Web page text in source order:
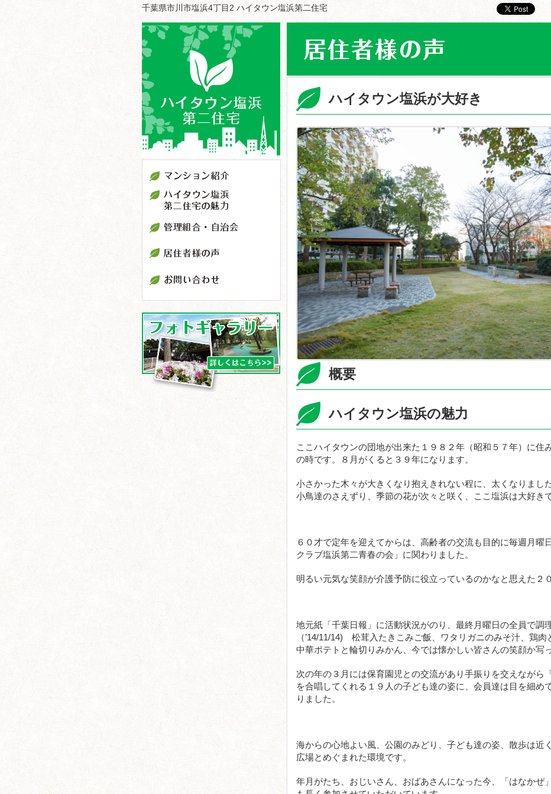
千葉県市川市塩浜4丁目2 ハイタウン塩浜第二住宅
ハイタウン塩浜が大好き
概要
ハイタウン塩浜の魅力
ここハイタウンの団地が出来た１９８２年（昭和５７年）に住
の時です。８月がくると３９年になります。
小さかった木々が大きくなり抱えきれない程に、太くなりまし
小鳥達のさえずり、季節の花が次々と咲く、ここ塩浜は大好きで
６０才で定年を迎えてからは、高齢者の交流も目的に毎週月曜
クラブ塩浜第二青春の会」に関わりました。
明るい元気な笑顔が介護予防に役立っているのかなと思えた２
地元紙「千葉日報」に活動状況がのり、最終月曜日の全員で調
（’14/11/14) 松茸入たきこみご飯、ワタリガニのみそ汁、鶏肉
中華ポテトと輪切りみかん、今では懐かしい皆さんの笑顔か写
次の年の３月には保育園児との交流があり手振りを交えながら
を合唱してくれる１９人の子ども達の姿に、会員達は目を細め
りました。
海からの心地よい風、公園のみどり、子ども達の姿、散歩は近
広場とめぐまれた環境です。
年月がたち、おじいさん、おばあさんになった今、「はなかぜ